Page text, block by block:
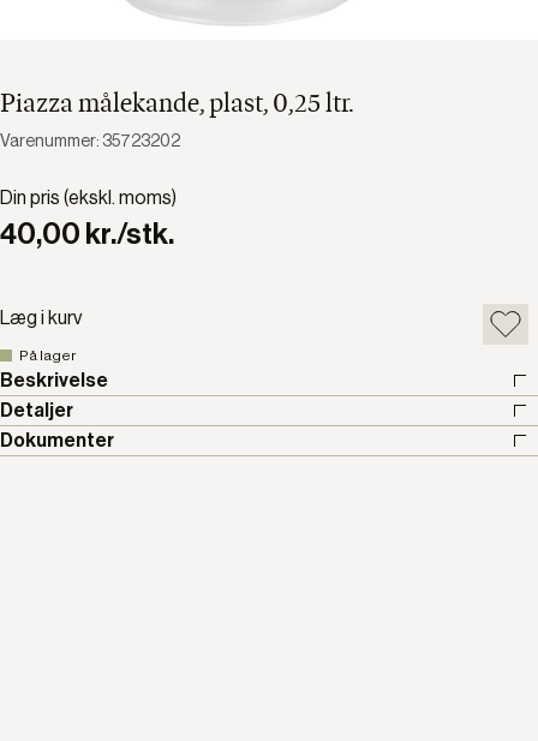
Piazza målekande, plast, 0,25 ltr.
Varenummer: 35723202
Din pris (ekskl. moms)
40,00 kr./stk.
Læg i kurv
På lager
Beskrivelse
Detaljer
Dokumenter